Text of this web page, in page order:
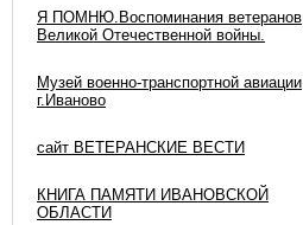
Я ПОМНЮ.Воспоминания ветеранов
Великой Отечественной войны.
Музей военно-транспортной авиации
г.Иваново
сайт ВЕТЕРАНСКИЕ ВЕСТИ
КНИГА ПАМЯТИ ИВАНОВСКОЙ
ОБЛАСТИ